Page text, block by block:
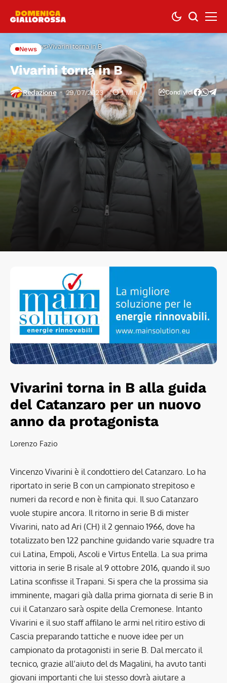
Home News Vivarini torna in B
News
Vivarini torna in B
Redazione 29/07/2023 1 Min Condividi
Vivarini torna in B alla guida
del Catanzaro per un nuovo
anno da protagonista
Lorenzo Fazio
Vincenzo Vivarini è il condottiero del Catanzaro. Lo ha
riportato in serie B con un campionato strepitoso e
numeri da record e non è finita qui. Il suo Catanzaro
vuole stupire ancora. Il ritorno in serie B di mister
Vivarini, nato ad Ari (CH) il 2 gennaio 1966, dove ha
totalizzato ben 122 panchine guidando varie squadre tra
cui Latina, Empoli, Ascoli e Virtus Entella. La sua prima
vittoria in serie B risale al 9 ottobre 2016, quando il suo
Latina sconfisse il Trapani. Si spera che la prossima sia
imminente, magari già dalla prima giornata di serie B in
cui il Catanzaro sarà ospite della Cremonese. Intanto
Vivarini e il suo staff affilano le armi nel ritiro estivo di
Cascia preparando tattiche e nuove idee per un
campionato da protagonisti in serie B. Dal mercato il
tecnico, grazie all’aiuto del ds Magalini, ha avuto tanti
giovani importanti che lui stesso dovrà aiutare a